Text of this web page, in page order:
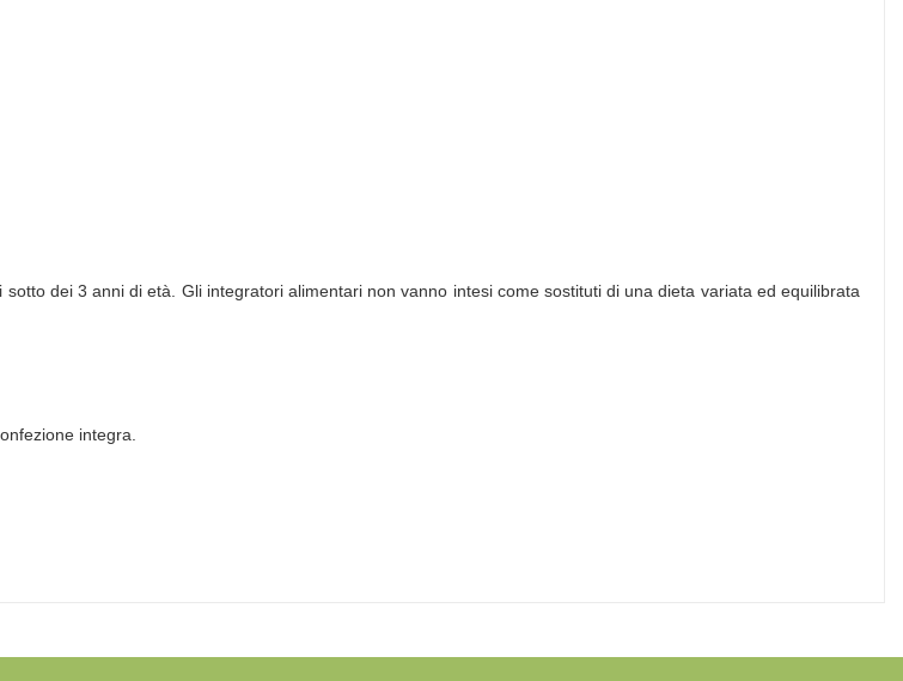
dei 3 anni di età. Gli integratori alimentari non vanno intesi come sostituti di una dieta variata ed equilibrata
integra.